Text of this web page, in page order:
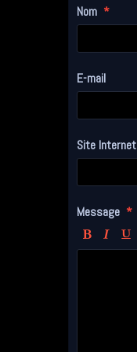
Nom
E-mail
Site Internet
Message